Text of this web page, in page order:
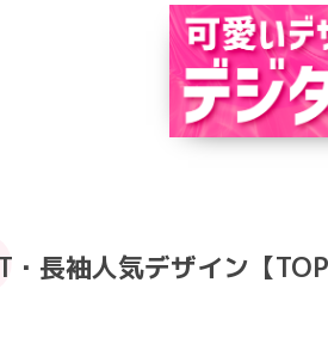
・長袖人気デザイン【